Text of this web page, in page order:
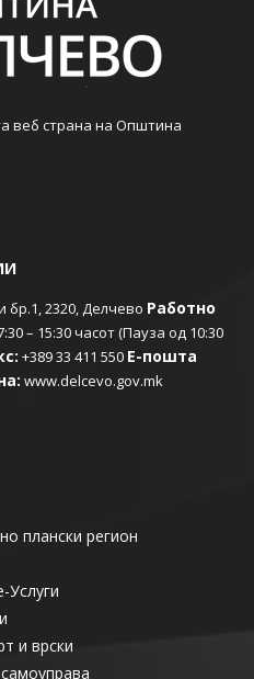
веб страна на Општина
бр.1, 2320, Делчево Работно
– 15:30 часот (Пауза од 10:30
+389 33 411 550 Е-пошта
www.delcevo.gov.mk
плански регион
Услуги
и врски